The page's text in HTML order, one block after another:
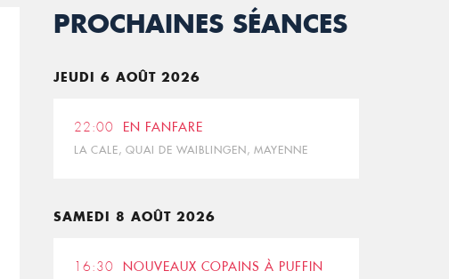
PROCHAINES SÉANCES
JEUDI 6 AOÛT 2026
22:00 EN FANFARE
LA CALE, QUAI DE WAIBLINGEN, MAYENNE
SAMEDI 8 AOÛT 2026
16:30
NOUVEAUX COPAINS À PUFFIN